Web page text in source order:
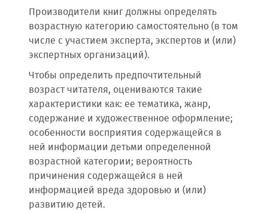
Производители книг должны определять
возрастную категорию самостоятельно (в том
числе с участием эксперта, экспертов и (или)
экспертных организаций).
Чтобы определить предпочтительный
возраст читателя, оцениваются такие
характеристики как: ее тематика, жанр,
содержание и художественное оформление;
особенности восприятия содержащейся в
ней информации детьми определенной
возрастной категории; вероятность
причинения содержащейся в ней
информацией вреда здоровью и (или)
развитию детей.